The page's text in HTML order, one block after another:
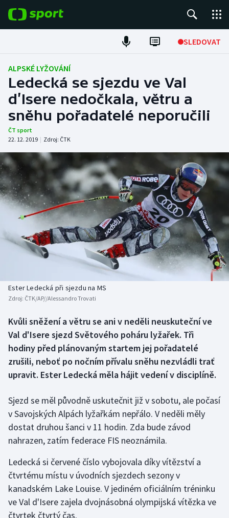
SLEDOVAT
Fotbal
Hokej
Tenis
Atletika
Cyklistika
DALŠÍ SPORTY
Americký fotbal
Baseball a softbal
Basketbal
Biatlon
Box
Curling
Florbal
Golf
Gymnastika
Házená
NEPŘEHLÉDNĚTE
Soutěže
Historické návraty
Aplikace ČT sport
ALPSKÉ LYŽOVÁNÍ
Ledecká se sjezdu ve Val
d’Isere nedočkala, větru a
sněhu pořadatelé neporučili
ČT sport
22. 12. 2019 | Zdroj: ČTK
Ester Ledecká při sjezdu na MS
Zdroj: ČTK/AP//Alessandro Trovati
Kvůli sněžení a větru se ani v neděli neuskuteční ve
Val d'Isere sjezd Světového poháru lyžařek. Tři
hodiny před plánovaným startem jej pořadatelé
zrušili, neboť po nočním přívalu sněhu nezvládli trať
upravit. Ester Ledecká měla hájit vedení v disciplíně.
Sjezd se měl původně uskutečnit již v sobotu, ale počasí
v Savojských Alpách lyžařkám nepřálo. V neděli měly
dostat druhou šanci v 11 hodin. Zda bude závod
nahrazen, zatím federace FIS neoznámila.
Ledecká si červené číslo vybojovala díky vítězství a
čtvrtému místu v úvodních sjezdech sezony v
kanadském Lake Louise. V jediném oficiálním tréninku
ve Val d'Isere zajela dvojnásobná olympijská vítězka ve
čtvrtek čtvrtý čas.